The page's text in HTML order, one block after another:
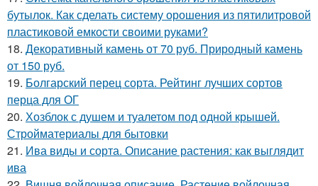
бутылок. Как сделать систему орошения из пятилитровой
пластиковой емкости своими руками?
18. Декоративный камень от 70 руб. Природный камень
от 150 руб.
19. Болгарский перец сорта. Рейтинг лучших сортов
перца для ОГ
20. Хозблок с душем и туалетом под одной крышей.
Стройматериалы для бытовки
21. Ива виды и сорта. Описание растения: как выглядит
ива